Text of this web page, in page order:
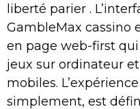
liberté parier .
GambleMax cassino
en page web-first
jeux sur ordinateur
mobiles.
simplement, est